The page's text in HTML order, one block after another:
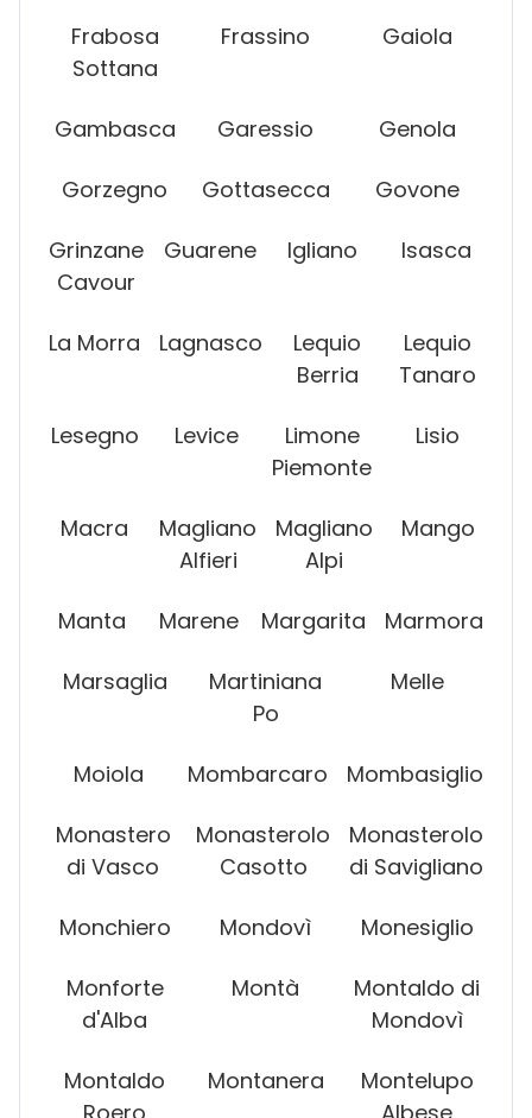
Frabosa
Sottana
Frassino Gaiola
Gambasca Garessio Genola
Gorzegno Gottasecca Govone
Grinzane
Cavour
Guarene Igliano Isasca
La Morra Lagnasco
Lequio
Berria
Lequio
Tanaro
Lesegno Levice
Limone
Piemonte
Lisio
Macra
Magliano
Alfieri
Magliano
Alpi
Mango
Manta Marene Margarita Marmora
Marsaglia
Martiniana
Po
Melle
Moiola Mombarcaro Mombasiglio
Monastero
di Vasco
Monasterolo
Casotto
Monasterolo
di Savigliano
Monchiero Mondovì Monesiglio
Monforte
d'Alba
Montà
Montaldo di
Mondovì
Montaldo
Montanera
Montelupo